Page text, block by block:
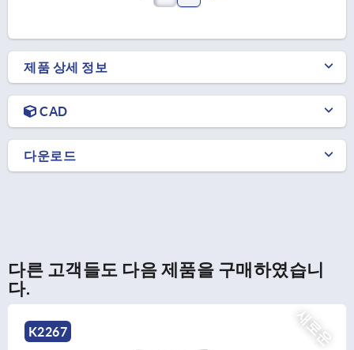
제품 상세 정보
CAD
다운로드
다른 고객들도 다음 제품을 구매하였습니
다.
새로
K2266